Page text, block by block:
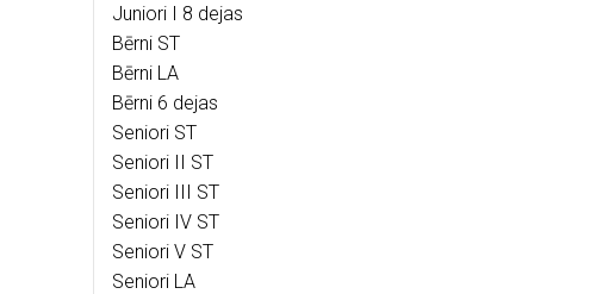
Juniori I 8 dejas
Bērni ST
Bērni LA
Bērni 6 dejas
Seniori ST
Seniori II ST
Seniori III ST
Seniori IV ST
Seniori V ST
Seniori LA